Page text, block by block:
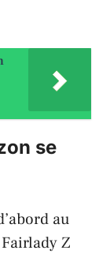
se
au
Fairlady Z